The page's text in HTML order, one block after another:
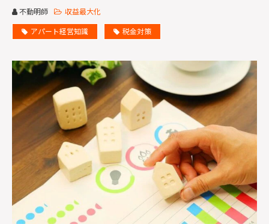
サービス説明動画
監修者一覧
不動明師
収益最大化
アパート経営知識
税金対策